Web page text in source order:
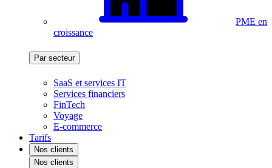
PME en
croissance
Par secteur
SaaS et services IT
Services financiers
FinTech
Voyage
E-commerce
Tarifs
Nos clients
Nos clients